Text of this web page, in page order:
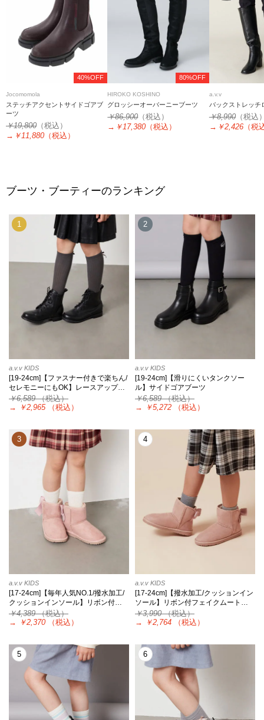
40%OFF
Jocomomola
ステッチアクセントサイドゴアブ
ーツ
￥19,800 （税込）
→ ￥11,880 （税込）
80%OFF
HIROKO KOSHINO
グロッシーオーバーニーブーツ
￥86,900（税込）
→ ￥17,380 （税込）
a.v.v
バックストレッチ
￥8,990（税込
→ ￥2,426（税
ブーツ・ブーティーのランキング
1
a.v.v KIDS
[19-24cm]【ファスナー付きで楽ちん/
セレモニーにもOK】レースアップ…
￥6,589（税込）
→
￥2,965 （税込）
2
a.v.v KIDS
[19-24cm]【滑りにくいタンクソー
ル】サイドゴアブーツ
￥6,589（税込）
→
￥5,272 （税込）
3
a.v.v KIDS
[17-24cm]【毎年人気NO.1/撥水加工/
クッションインソール】リボン付…
￥4,389（税込）
→
￥2,370 （税込）
4
a.v.v KIDS
[17-24cm]【撥水加工/クッションイン
ソール】リボン付フェイクムート…
￥3,990（税込）
→
￥2,764 （税込）
5 6